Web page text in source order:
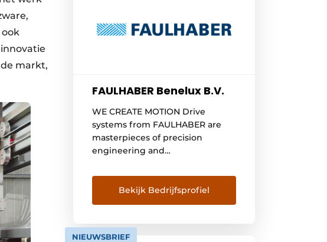
markt,
FAULHABER Benelux B.V.
WE CREATE MOTION Drive
systems from FAULHABER are
masterpieces of precision
engineering and
the technically feasible.
Bekijk Bedrijfsprofiel
NIEUWSBRIEF